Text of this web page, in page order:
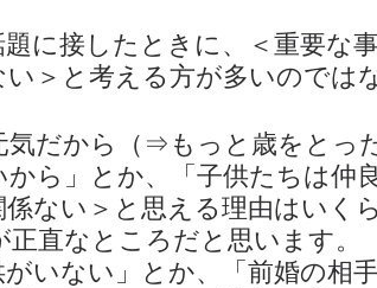
題に接したときに、＜重要な
＞と考える方が多いのでは
気だから（⇒もっと歳をとっ
から」とか、「子供たちは仲
ない＞と思える理由はいく
直なところだと思います。
いない」とか、「前婚の相